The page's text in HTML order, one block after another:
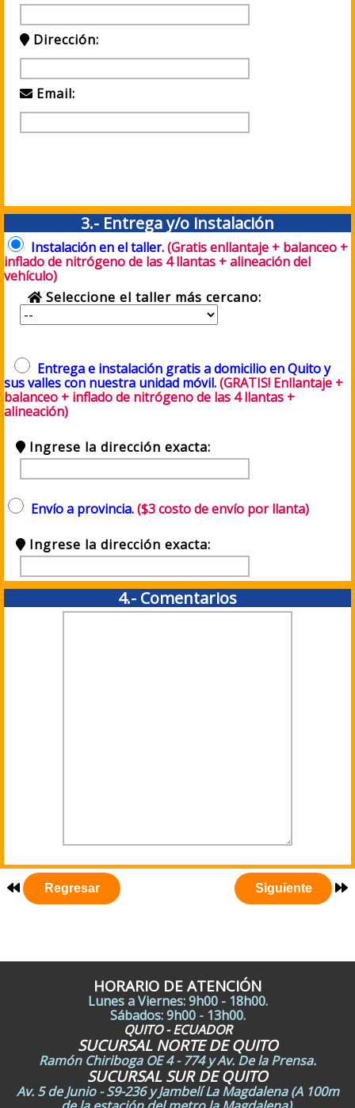
Dirección:
Email:
3.- Entrega y/o instalación
Instalación en el taller.(Gratis enllantaje + balanceo +
inflado de nitrógeno de las 4 llantas + alineación del
vehículo)
Seleccione el taller más cercano:
Entrega e instalación gratis a domicilio en Quito y
sus valles con nuestra unidad móvil.(GRATIS! Enllantaje +
balanceo + inflado de nitrógeno de las 4 llantas +
alineación)
Ingrese la dirección exacta:
Envío a provincia.($3 costo de envío por llanta)
Ingrese la dirección exacta:
4.- Comentarios
HORARIO DE ATENCIÓN
Lunes a Viernes: 9h00 - 18h00.
Sábados: 9h00 - 13h00.
QUITO - ECUADOR
SUCURSAL NORTE DE QUITO
Ramón Chiriboga OE 4 - 774 y Av. De la Prensa.
SUCURSAL SUR DE QUITO
Av. 5 de Junio - S9-236 y Jambelí La Magdalena (A 100m